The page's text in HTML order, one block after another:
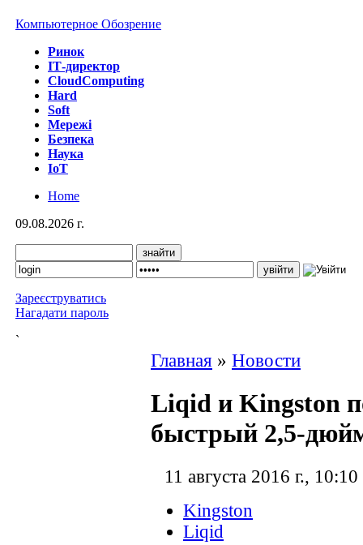
Компьютерное Обозрение
Ринок
IТ-директор
CloudComputing
Hard
Soft
Мережі
Безпека
Наука
IoT
Home
09.08.2026 г.
Зареєструватись
Нагадати пароль
`
Главная » Новости
Liqid и Kingston
быстрый 2,5-
11 августа 2016 г., 10:10
Kingston
Liqid